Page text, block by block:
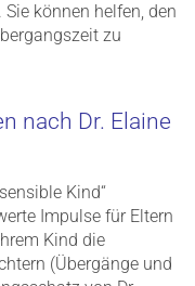
können helfen, den
zu
nach Dr. Elaine
Kind“
Impulse für Eltern
Kind die
(Übergänge und